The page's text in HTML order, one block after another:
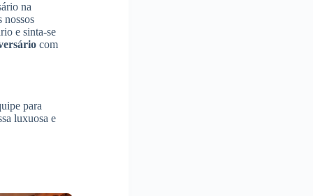
na
nossos
e sinta-se
com
para
luxuosa e